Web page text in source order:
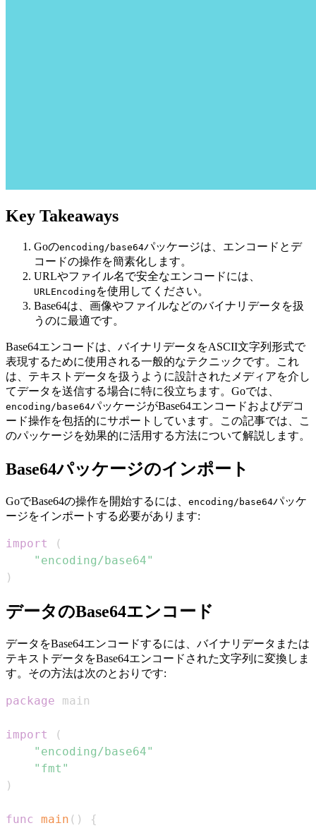
Key Takeaways
Goのencoding/base64パッケージは、エンコードとデ
コードの操作を簡素化します。
URLやファイル名で安全なエンコードには、
URLEncoding を使用してください。
Base64は、画像やファイルなどのバイナリデータを扱
うのに最適です。
Base64エンコードは、バイナリデータをASCII文字列形式で
表現するために使用される一般的なテクニックです。これ
は、テキストデータを扱うように設計されたメディアを介し
てデータを送信する場合に特に役立ちます。Goでは、
encoding/base64パッケージがBase64エンコードおよびデコ
ード操作を包括的にサポートしています。この記事では、こ
のパッケージを効果的に活用する方法について解説します。
Base64パッケージのインポート
GoでBase64の操作を開始するには、 encoding/base64パッケ
ージをインポートする必要があります:
import
(
"encoding/base64"
)
データのBase64エンコード
データをBase64エンコードするには、バイナリデータまたは
テキストデータをBase64エンコードされた文字列に変換しま
す。その方法は次のとおりです:
package
import
(
"encoding/base64"
"fmt"
)
func main ( )
{